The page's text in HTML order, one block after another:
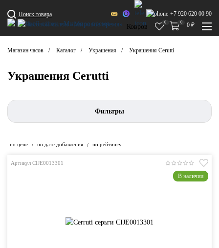
Поиск товара +7 920 620 00 90
Ковров
0 0 0 ₽
Магазин часов Каталог Украшения Украшения Cerutti
Украшения Cerutti
Фильтры
по цене / по дате добавления / по рейтингу
Артикул CIJE0013301
В наличии